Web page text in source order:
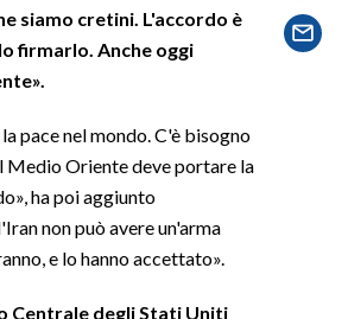
siamo cretini. L'accordo è
firmarlo. Anche oggi
pace nel mondo. C'è bisogno
Medio Oriente deve portare la
ha poi aggiunto
non può avere un'arma
e lo hanno accettato».
Centrale degli Stati Uniti